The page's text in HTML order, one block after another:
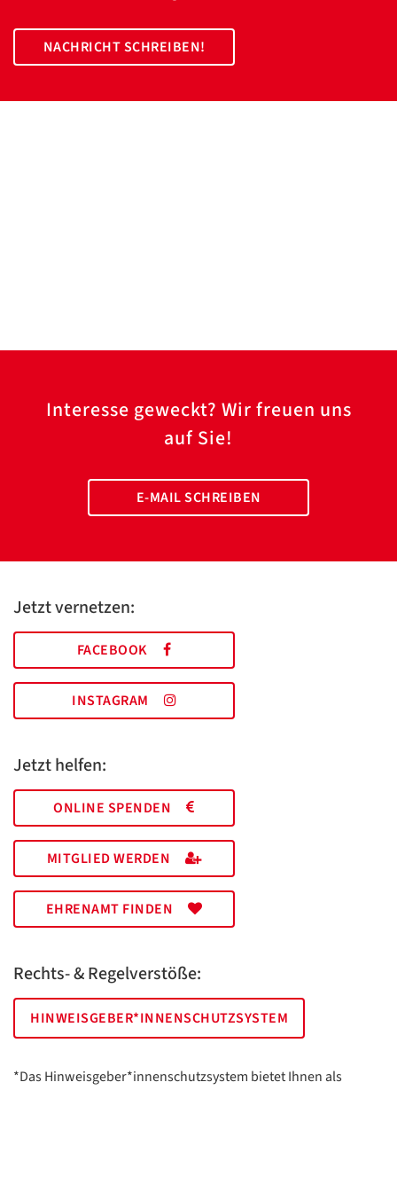
NACHRICHT SCHREIBEN!
Interesse geweckt? Wir freuen uns
auf Sie!
E-MAIL SCHREIBEN
Jetzt vernetzen:
FACEBOOK
INSTAGRAM
Jetzt helfen:
ONLINE SPENDEN
MITGLIED WERDEN
EHRENAMT FINDEN
Rechts- & Regelverstöße:
HINWEISGEBER*INNENSCHUTZSYSTEM
*Das Hinweisgeber*innenschutzsystem bietet Ihnen als